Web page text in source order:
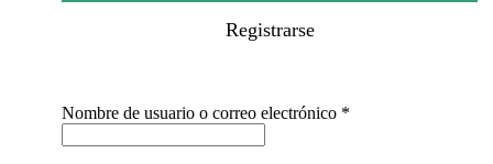
Registrarse
Nombre de usuario o correo electrónico *